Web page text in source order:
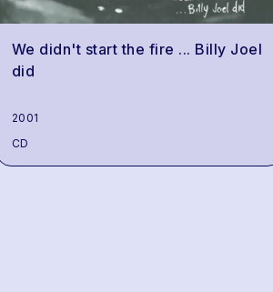
We didn't start the fire ... Billy Joel
did
2001
CD